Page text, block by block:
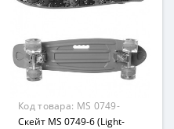
Код товара: MS 0749-
6(Light-Blue)
Скейт MS 0749-6 (Light-